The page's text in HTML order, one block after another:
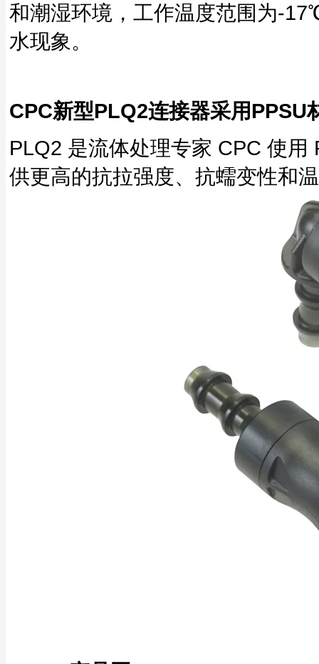
和潮湿环境，工作温度范围为-
水现象。
CPC新型PLQ2连接器采用PPSU
PLQ2 是流体处理专家 CPC 使
供更高的抗拉强度、抗蠕变性和